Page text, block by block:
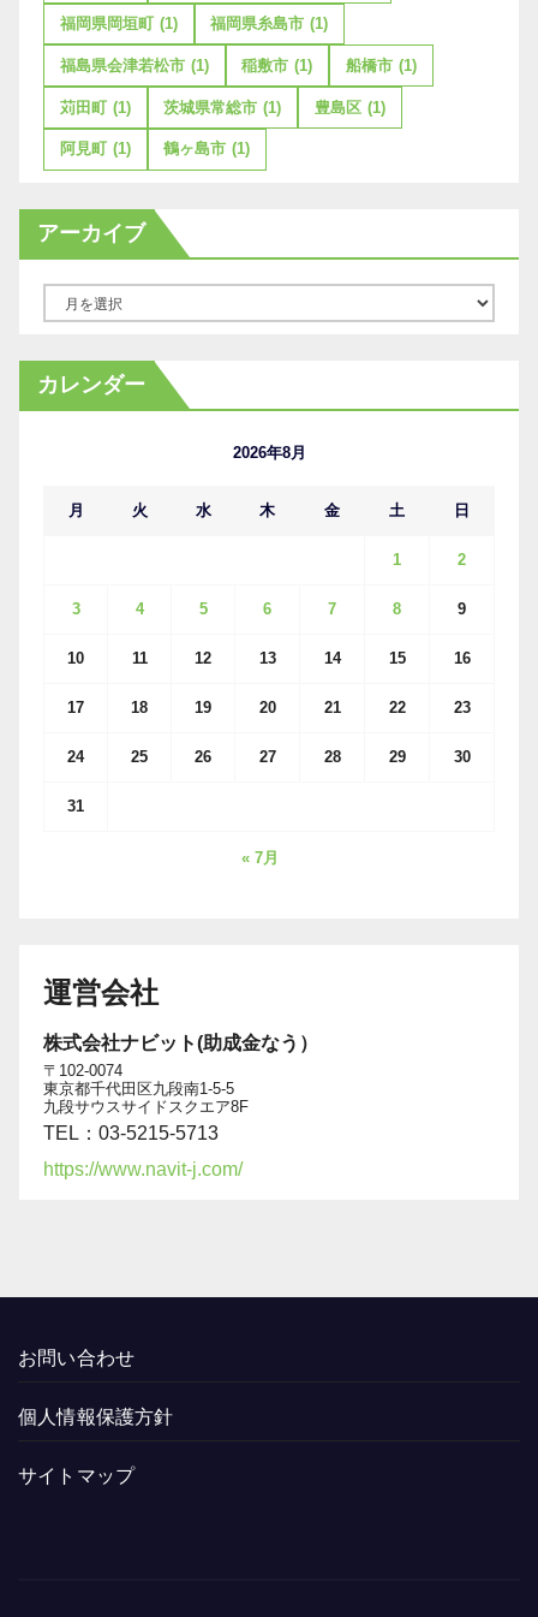
福岡県岡垣町 (1) 福岡県糸島市 (1)
福島県会津若松市 (1) 稲敷市 (1) 船橋市 (1)
苅田町 (1) 茨城県常総市 (1) 豊島区 (1)
阿見町 (1) 鶴ヶ島市 (1)
アーカイブ
カ
イ
カレンダー
2026年8月
月 火 水 木 金 土 日
1 2
3 4 5 6 7 8 9
10 11 12 13 14 15 16
17 18 19 20 21 22 23
24 25 26 27 28 29 30
31
« 7月
運営会社
株式会社ナビット(助成金なう）
〒102-0074
東京都千代田区九段南1-5-5
九段サウスサイドスクエア8F
TEL：03-5215-5713
https://www.navit-j.com/
お問い合わせ
個人情報保護方針
サイトマップ